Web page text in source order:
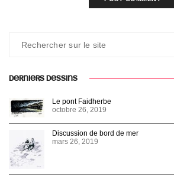
DERNIERS DESSINS
Le pont Faidherbe
octobre 26, 2019
Discussion de bord de mer
mars 26, 2019